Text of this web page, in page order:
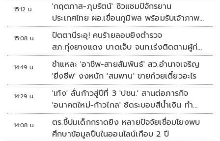
15:12 น.
'กฤตภาส-ภุมรัตน์' ซิวแชมป์จักรยาน
ประเทศไทย ผอ.เขื่อนภูมิพล พร้อมรับเจ้าภาพ
ต่อ ปี 2570
15:08 น.
ปัตตานีระอุ! คนร้ายลอบยิงตำรวจ
สภ.ทุ่งยางแดง บาดเจ็บ จนท.เร่งติดตามผู้ก่อ
เหตุ
14:49 น.
ชำแหละ 'อาชีพ-สายสัมพันธ์' สว.อำนาจเจริญ
'ยิ่งชีพ' งงหนัก 'สมพาน' ขายก๋วยเตี๋ยวอะไร
14:29 น.
'เท้ง' ลั่นก้าวสู่ปีที่ 3 'ปชน.' สานต่อภารกิจ
'อนาคตใหม่-ก้าวไกล' ซัดระบอบสีน้ำเงิน ทำ
หลักนิติรัฐ-นิติธรรมสั่นคลอน
14:08 น.
ตร.ชี้ปมเด็กกราดยิง หลายปัจจัยเชื่อมโยงพบ
ศึกษาข้อมูลปืนในออนไลน์เกือบ 2 ปี